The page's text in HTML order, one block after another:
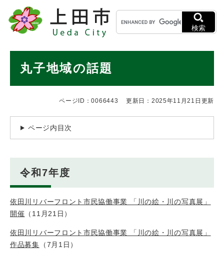
メニューを飛ばして本文へ
キ
ー
ワ
検索
丸子地域の話題
ページID：0066443 更新日：2025年11月21日更新
ページ内目次
令和7年度
依田川リバーフロント市民協働事業 「川の絵・川の写真展」
開催 （11月21日）
依田川リバーフロント市民協働事業 「川の絵・川の写真展」
作品募集 （7月1日）